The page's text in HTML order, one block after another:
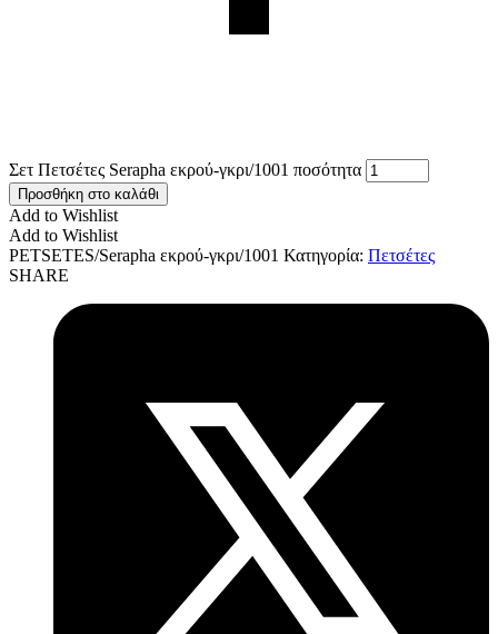
Σετ Πετσέτες Serapha εκρού-γκρι/1001 ποσότητα
Προσθήκη στο καλάθι
Add to Wishlist
Add to Wishlist
PETSETES/Serapha εκρού-γκρι/1001 Κατηγορία: Πετσέτες
SHARE